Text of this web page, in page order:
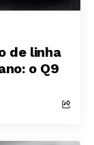
de linha
o Q9